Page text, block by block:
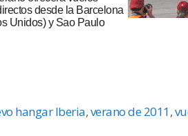
desde la Barcelona
Unidos) y Sao Paulo
hangar Iberia,verano de 2011,